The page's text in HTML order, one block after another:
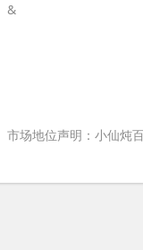
市场地位声明：小仙炖